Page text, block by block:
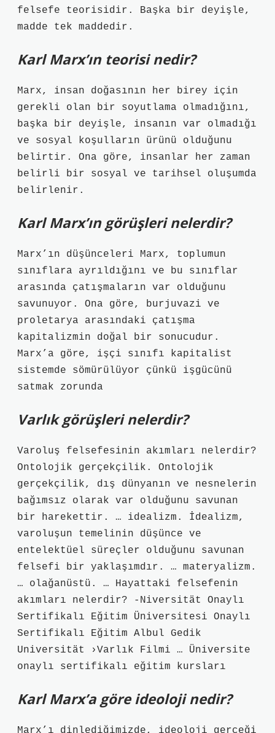
felsefe teorisidir. Başka bir deyişle,
madde tek maddedir.
Karl Marx’ın teorisi nedir?
Marx, insan doğasının her birey için
gerekli olan bir soyutlama olmadığını,
başka bir deyişle, insanın var olmadığı
ve sosyal koşulların ürünü olduğunu
belirtir. Ona göre, insanlar her zaman
belirli bir sosyal ve tarihsel oluşumda
belirlenir.
Karl Marx’ın görüşleri nelerdir?
Marx’ın düşünceleri Marx, toplumun
sınıflara ayrıldığını ve bu sınıflar
arasında çatışmaların var olduğunu
savunuyor. Ona göre, burjuvazi ve
proletarya arasındaki çatışma
kapitalizmin doğal bir sonucudur.
Marx’a göre, işçi sınıfı kapitalist
sistemde sömürülüyor çünkü işgücünü
satmak zorunda
Varlık görüşleri nelerdir?
Varoluş felsefesinin akımları nelerdir?
Ontolojik gerçekçilik. Ontolojik
gerçekçilik, dış dünyanın ve nesnelerin
bağımsız olarak var olduğunu savunan
bir harekettir. … idealizm. İdealizm,
varoluşun temelinin düşünce ve
entelektüel süreçler olduğunu savunan
felsefi bir yaklaşımdır. … materyalizm.
… olağanüstü. … Hayattaki felsefenin
akımları nelerdir? -Niversität Onaylı
Sertifikalı Eğitim Üniversitesi Onaylı
Sertifikalı Eğitim Albul Gedik
Universität ›Varlık Filmi … Üniversite
onaylı sertifikalı eğitim kursları
Karl Marx’a göre ideoloji nedir?
Marx’ı dinlediğimizde, ideoloji gerçeği